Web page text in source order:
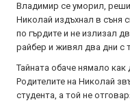
Владимир се уморил,
Николай издъхнал в съня
по гърдите и не излизал
райбер и живял два дни с
Тайната обаче нямало
Родителите на Николай
студента, а той не